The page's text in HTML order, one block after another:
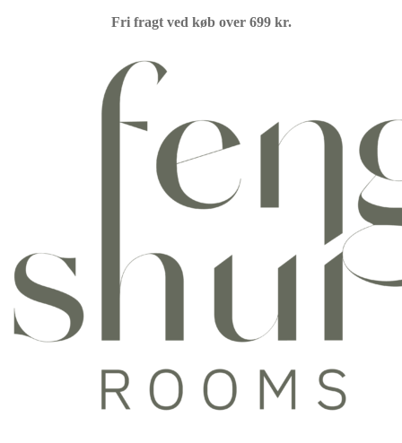
Fri fragt ved køb over 699 kr.